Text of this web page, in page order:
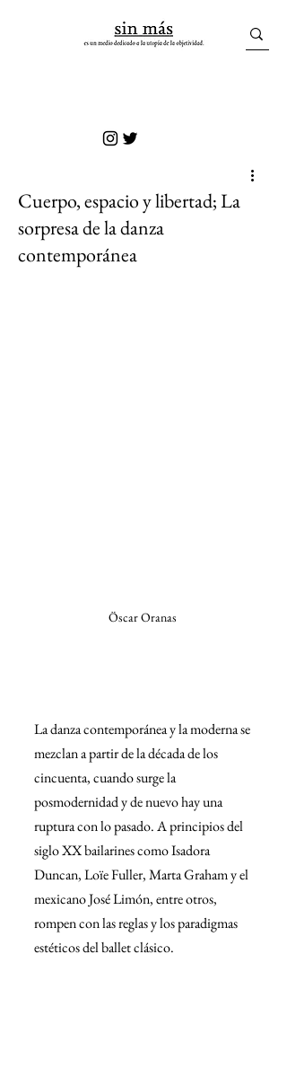
Cuerpo, espacio y libertad; La
sorpresa de la danza
contemporánea
Öscar Oranas
La danza contemporánea y la moderna se
mezclan a partir de la década de los
cincuenta, cuando surge la
posmodernidad y de nuevo hay una
ruptura con lo pasado. A principios del
siglo XX bailarines como Isadora
Duncan, Loïe Fuller, Marta Graham y el
mexicano José Limón, entre otros,
rompen con las reglas y los paradigmas
estéticos del ballet clásico.